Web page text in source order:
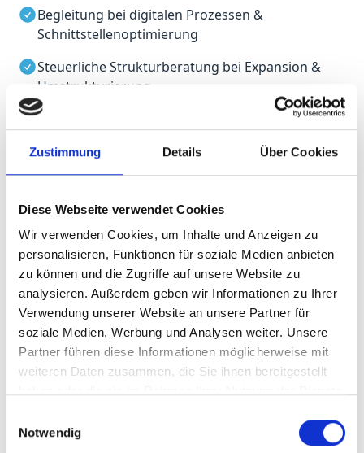
Zustimmung Details Über Cookies
Diese Webseite verwendet Cookies
Wir verwenden Cookies, um Inhalte und Anzeigen zu
personalisieren, Funktionen für soziale Medien anbieten
zu können und die Zugriffe auf unsere Website zu
analysieren. Außerdem geben wir Informationen zu Ihrer
Verwendung unserer Website an unsere Partner für
soziale Medien, Werbung und Analysen weiter. Unsere
Partner führen diese Informationen möglicherweise mit
weiteren Daten zusammen, die Sie ihnen bereitgestellt
Notwendig
Begleitung bei digitalen Prozessen &
Schnittstellenoptimierung
Steuerliche Strukturberatung bei Expansion &
Umstrukturierung
Überzeugen Sie sich selbst, dass sich das gleich
mehrfach lohnt. In einem kurzen Beratungsgespräch
schauen wir uns das gemeinsam gern an.
Jetzt Beratungstermin vereinbaren
Steuerberatung mit System
Ihr Betrieb wächst – Ihre